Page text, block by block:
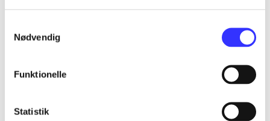
Nødvendig
Funktionelle
Statistik
...
...
...